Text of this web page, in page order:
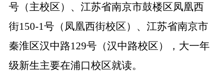
号（主校区）、江苏省南京市鼓楼区凤凰西
街150-1号（凤凰西街校区）、江苏省南京市
秦淮区汉中路129号（汉中路校区）， 大一年
级新生主要在浦口校区就读。